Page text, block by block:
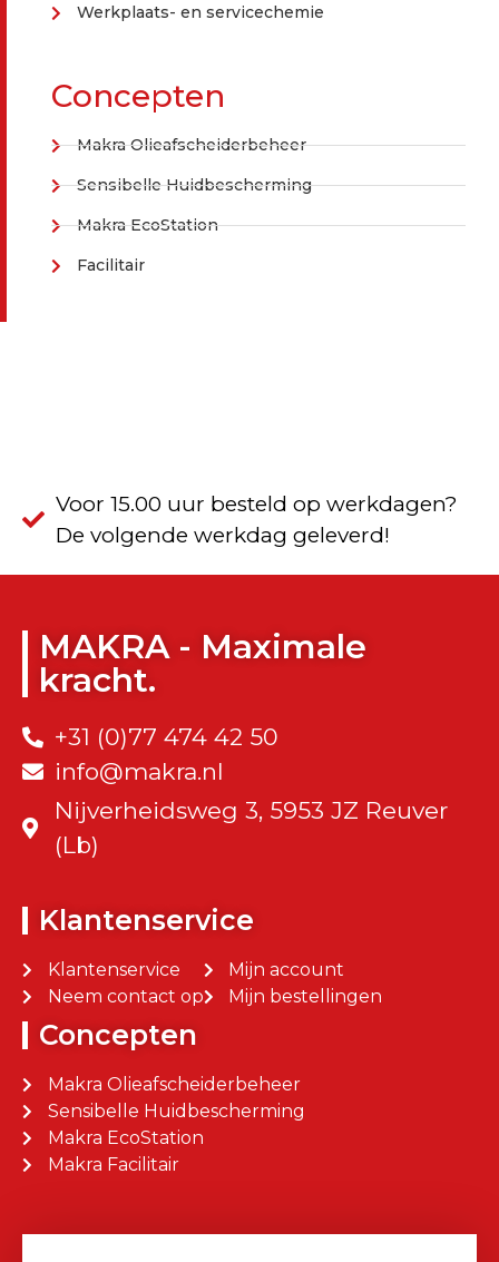
Werkplaats- en servicechemie
Concepten
Makra Olieafscheiderbeheer
Sensibelle Huidbescherming
Makra EcoStation
Facilitair
Voor 15.00 uur besteld op werkdagen?
De volgende werkdag geleverd!
MAKRA - Maximale
kracht.
+31 (0)77 474 42 50
info@makra.nl
Nijverheidsweg 3, 5953 JZ Reuver
(Lb)
Klantenservice
Klantenservice
Neem contact op
Mijn account
Mijn bestellingen
Concepten
Makra Olieafscheiderbeheer
Sensibelle Huidbescherming
Makra EcoStation
Makra Facilitair